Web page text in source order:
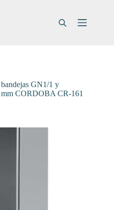
GN1/1 y
CORDOBA CR-161